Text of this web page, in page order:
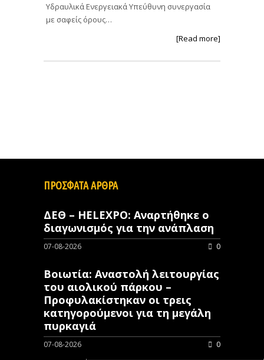
Υδραυλικά Ενεργειακά Υπεύθυνη συνεργασία
με σαφείς όρους…
[Read more]
ΠΡΟΣΦΑΤΑ ΑΡΘΡΑ
ΔΕΘ – HELEXPO: Αναρτήθηκε ο
διαγωνισμός για την ανάπλαση
07-08-2026 0
Βοιωτία: Αναστολή λειτουργίας
του αιολικού πάρκου –
Προφυλακίστηκαν οι τρεις
κατηγορούμενοι για τη μεγάλη
πυρκαγιά
07-08-2026 0